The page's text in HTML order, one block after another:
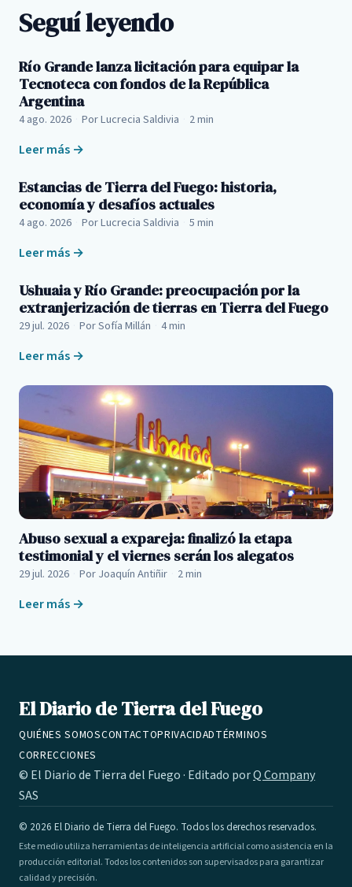
Seguí leyendo
Río Grande lanza licitación para equipar la
Tecnoteca con fondos de la República
Argentina
4 ago. 2026 Por Lucrecia Saldivia 2 min
Leer más →
Estancias de Tierra del Fuego: historia,
economía y desafíos actuales
4 ago. 2026 Por Lucrecia Saldivia 5 min
Leer más →
Ushuaia y Río Grande: preocupación por la
extranjerización de tierras en Tierra del Fuego
29 jul. 2026 Por Sofía Millán 4 min
Leer más →
Abuso sexual a expareja: finalizó la etapa
testimonial y el viernes serán los alegatos
29 jul. 2026 Por Joaquín Antiñir 2 min
Leer más →
El Diario de Tierra del Fuego
QUIÉNES SOMOSCONTACTOPRIVACIDADTÉRMINOS
CORRECCIONES
© El Diario de Tierra del Fuego · Editado porQ Company
SAS
© 2026 El Diario de Tierra del Fuego. Todos los derechos reservados.
Este medio utiliza herramientas de inteligencia artificial como asistencia en la
producción editorial. Todos los contenidos son supervisados para garantizar
calidad y precisión.